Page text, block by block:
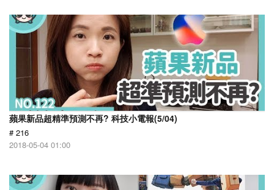
蘋果新品超精準預測不再? 科技小電報(5/04)
# 216
2018-05-04 01:00